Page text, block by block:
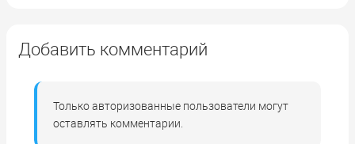
Добавить комментарий
Только авторизованные пользователи могут
оставлять комментарии.